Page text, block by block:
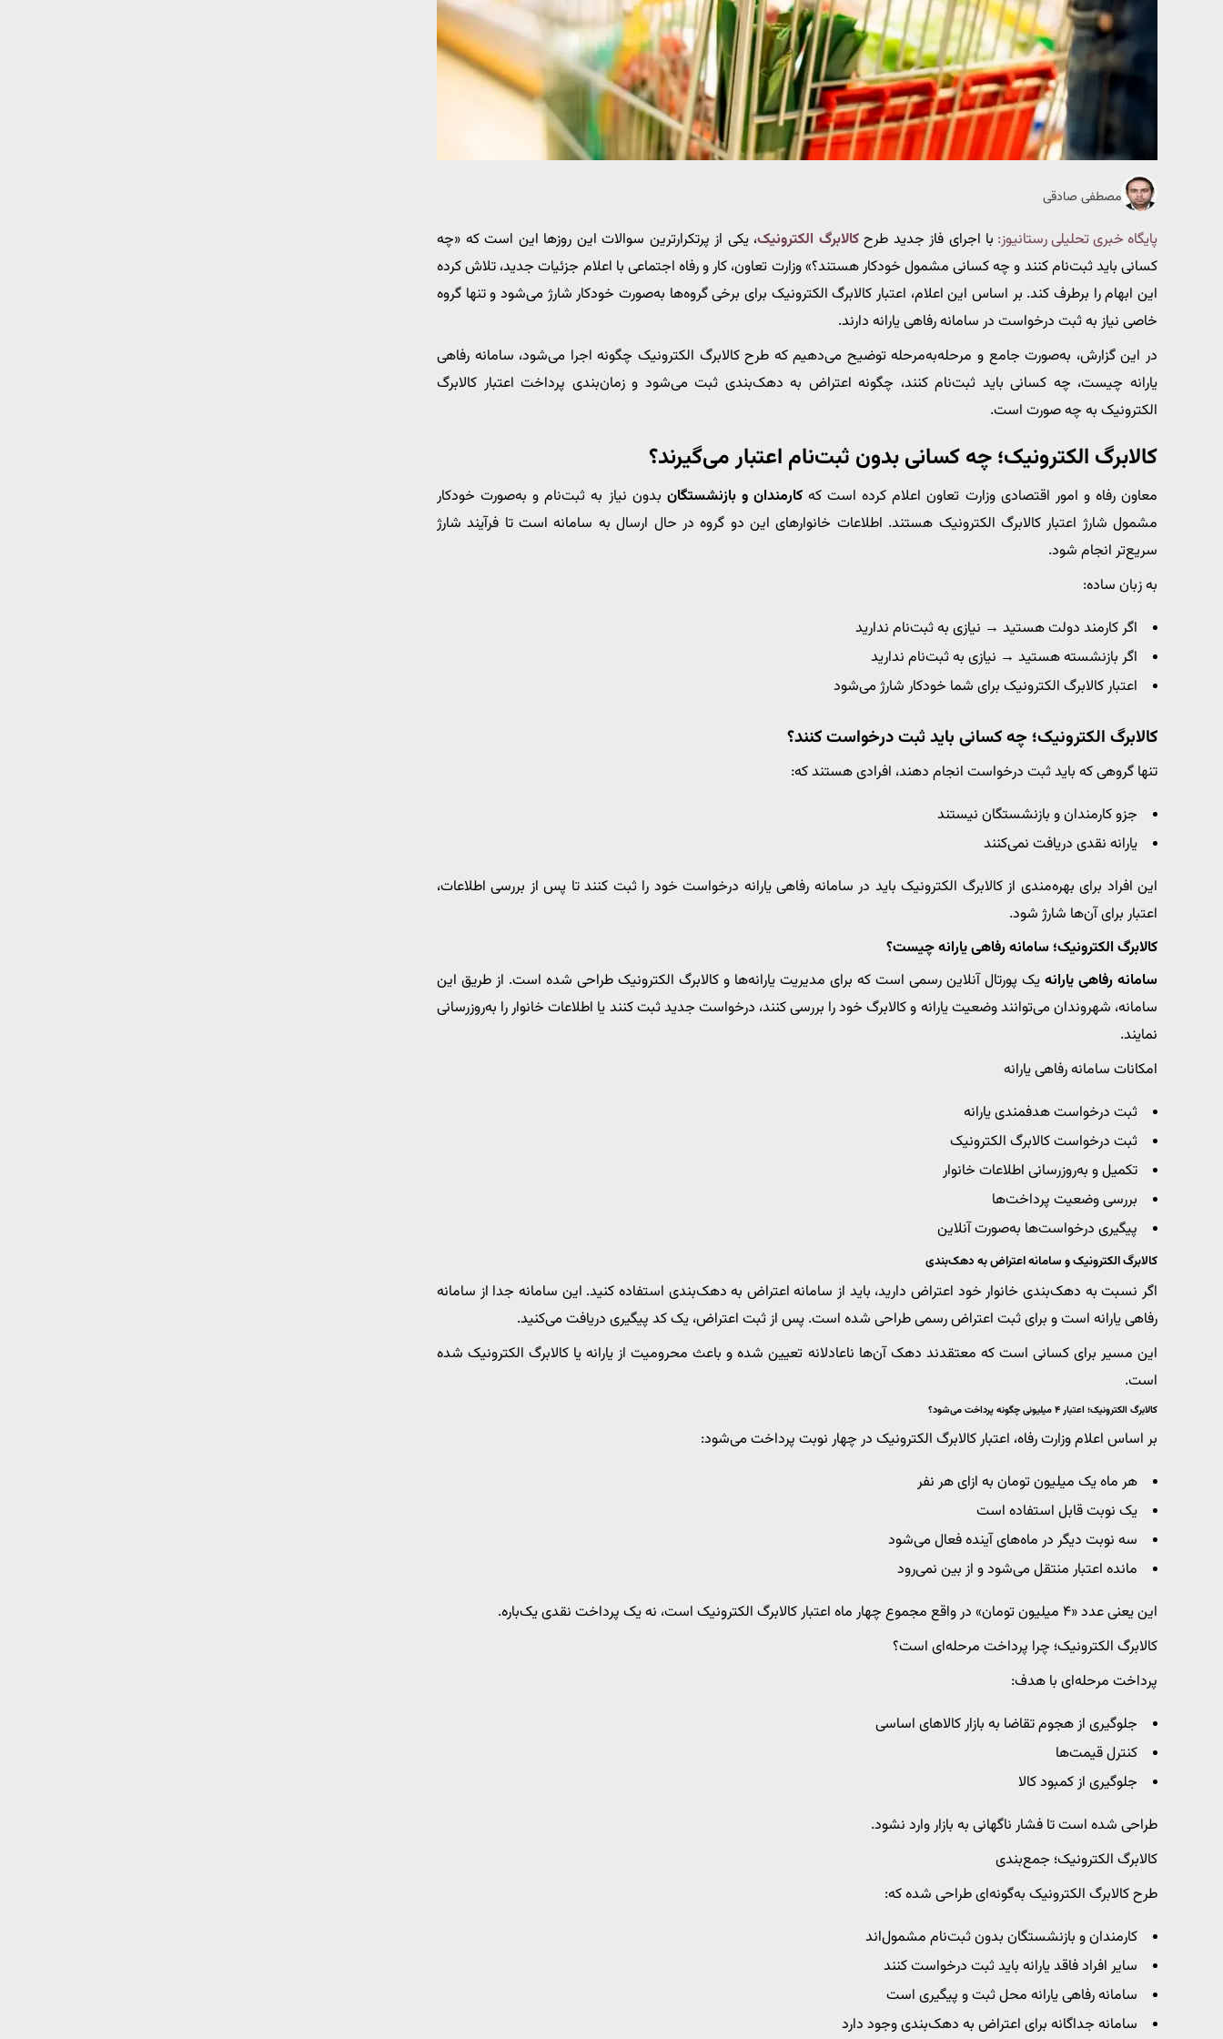
مصطفی صادقی
پایگاه خبری تحلیلی رستانیوز: با اجرای فاز جدید طرحکالابرگ الکترونیک، یکی از پرتکرارترین سوالات این روزها این است که «چه
کسانی باید ثبت‌نام کنند و چه کسانی مشمول خودکار هستند؟» وزارت تعاون، کار و رفاه اجتماعی با اعلام جزئیات جدید، تلاش کرده
این ابهام را برطرف کند. بر اساس این اعلام، اعتبار کالابرگ الکترونیک برای برخی گروه‌ها به‌صورت خودکار شارژ می‌شود و تنها گروه
خاصی نیاز به ثبت درخواست در سامانه رفاهی یارانه دارند.
در این گزارش، به‌صورت جامع و مرحله‌به‌مرحله توضیح می‌دهیم که طرح کالابرگ الکترونیک چگونه اجرا می‌شود، سامانه رفاهی
یارانه چیست، چه کسانی باید ثبت‌نام کنند، چگونه اعتراض به دهک‌بندی ثبت می‌شود و زمان‌بندی پرداخت اعتبار کالابرگ
الکترونیک به چه صورت است.
کالابرگ الکترونیک؛ چه کسانی بدون ثبت‌نام اعتبار می‌گیرند؟
معاون رفاه و امور اقتصادی وزارت تعاون اعلام کرده است کهکارمندان و بازنشستگان بدون نیاز به ثبت‌نام و به‌صورت خودکار
مشمول شارژ اعتبار کالابرگ الکترونیک هستند. اطلاعات خانوارهای این دو گروه در حال ارسال به سامانه است تا فرآیند شارژ
سریع‌تر انجام شود.
به زبان ساده:
اگر کارمند دولت هستید → نیازی به ثبت‌نام ندارید
اگر بازنشسته هستید → نیازی به ثبت‌نام ندارید
اعتبار کالابرگ الکترونیک برای شما خودکار شارژ می‌شود
کالابرگ الکترونیک؛ چه کسانی باید ثبت درخواست کنند؟
تنها گروهی که باید ثبت درخواست انجام دهند، افرادی هستند که:
جزو کارمندان و بازنشستگان نیستند
یارانه نقدی دریافت نمی‌کنند
این افراد برای بهره‌مندی از کالابرگ الکترونیک باید در سامانه رفاهی یارانه درخواست خود را ثبت کنند تا پس از بررسی اطلاعات،
اعتبار برای آن‌ها شارژ شود.
کالابرگ الکترونیک؛ سامانه رفاهی یارانه چیست؟
سامانه رفاهی یارانه یک پورتال آنلاین رسمی است که برای مدیریت یارانه‌ها و کالابرگ الکترونیک طراحی شده است. از طریق این
سامانه، شهروندان می‌توانند وضعیت یارانه و کالابرگ خود را بررسی کنند، درخواست جدید ثبت کنند یا اطلاعات خانوار را به‌روزرسانی
نمایند.
امکانات سامانه رفاهی یارانه
ثبت درخواست هدفمندی یارانه
ثبت درخواست کالابرگ الکترونیک
تکمیل و به‌روزرسانی اطلاعات خانوار
بررسی وضعیت پرداخت‌ها
پیگیری درخواست‌ها به‌صورت آنلاین
کالابرگ الکترونیک و سامانه اعتراض به دهک‌بندی
اگر نسبت به دهک‌بندی خانوار خود اعتراض دارید، باید از سامانه اعتراض به دهک‌بندی استفاده کنید. این سامانه جدا از سامانه
رفاهی یارانه است و برای ثبت اعتراض رسمی طراحی شده است. پس از ثبت اعتراض، یک کد پیگیری دریافت می‌کنید.
این مسیر برای کسانی است که معتقدند دهک آن‌ها ناعادلانه تعیین شده و باعث محرومیت از یارانه یا کالابرگ الکترونیک شده
است.
کالابرگ الکترونیک؛ اعتبار ۴ میلیونی چگونه پرداخت می‌شود؟
بر اساس اعلام وزارت رفاه، اعتبار کالابرگ الکترونیک در چهار نوبت پرداخت می‌شود:
هر ماه یک میلیون تومان به ازای هر نفر
یک نوبت قابل استفاده است
سه نوبت دیگر در ماه‌های آینده فعال می‌شود
مانده اعتبار منتقل می‌شود و از بین نمی‌رود
این یعنی عدد «۴ میلیون تومان» در واقع مجموع چهار ماه اعتبار کالابرگ الکترونیک است، نه یک پرداخت نقدی یک‌باره.
کالابرگ الکترونیک؛ چرا پرداخت مرحله‌ای است؟
پرداخت مرحله‌ای با هدف:
جلوگیری از هجوم تقاضا به بازار کالاهای اساسی
کنترل قیمت‌ها
جلوگیری از کمبود کالا
طراحی شده است تا فشار ناگهانی به بازار وارد نشود.
کالابرگ الکترونیک؛ جمع‌بندی
طرح کالابرگ الکترونیک به‌گونه‌ای طراحی شده که:
کارمندان و بازنشستگان بدون ثبت‌نام مشمول‌اند
سایر افراد فاقد یارانه باید ثبت درخواست کنند
سامانه رفاهی یارانه محل ثبت و پیگیری است
سامانه جداگانه برای اعتراض به دهک‌بندی وجود دارد